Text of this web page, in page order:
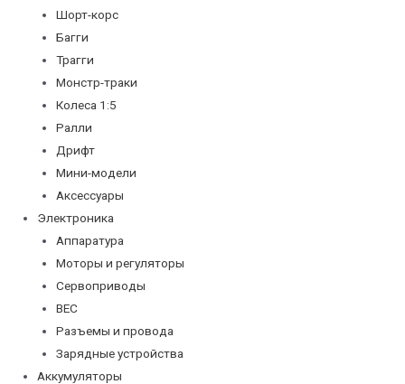
Шорт-корс
Багги
Трагги
Монстр-траки
Колеса 1:5
Ралли
Дрифт
Мини-модели
Аксессуары
Электроника
Аппаратура
Моторы и регуляторы
Сервоприводы
BEC
Разъемы и провода
Зарядные устройства
Аккумуляторы